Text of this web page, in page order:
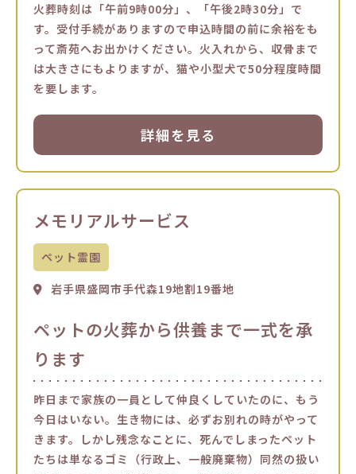
火葬時刻は「午前9時00分」、「午後2時30分」で
す。受付手続がありますので申込時間の前に余裕をも
って斎苑へお出かけください。火入れから、収骨まで
は大きさにもよりますが、猫や小型犬で50分程度時間
を要します。
詳細を見る
メモリアルサービス
ペット霊園
岩手県盛岡市手代森19地割19番地
ペットの火葬から供養まで一式を承
ります
昨日まで家族の一員として仲良くしていたのに、もう
今日はいない。生き物には、必ずお別れの時がやって
きます。しかし残念なことに、死んでしまったペット
たちは単なるゴミ（行政上、一般廃棄物）同然の扱い